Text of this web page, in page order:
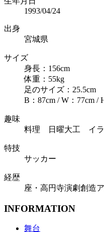
1993/04/24
出身
宮城県
サイズ
身長：156cm
体重：55kg
足のサイズ：25.5cm
B：87cm / W：77cm /
趣味
料理 日曜大工 イラ
特技
サッカー
経歴
座・高円寺演劇創造
INFORMATION
舞台